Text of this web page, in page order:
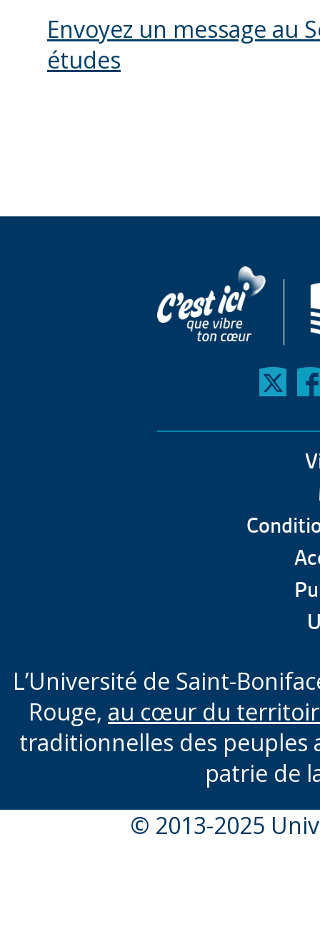
Envoyez un message au
études
L’Université de Saint-
Rouge, au cœur du
traditionnelles des peuples
patrie de
© 2013-2025